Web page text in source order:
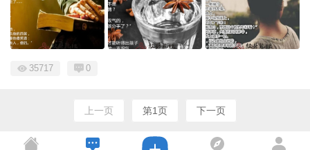
35717 0
上一页 第1页 下一页